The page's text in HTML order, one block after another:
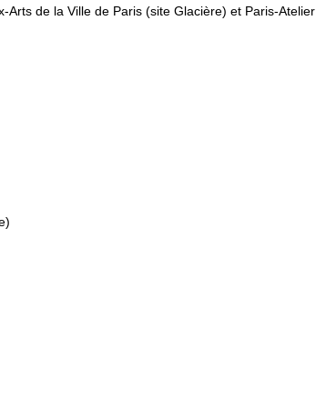
Arts de la Ville de Paris (site Glacière) et Paris-Atelier